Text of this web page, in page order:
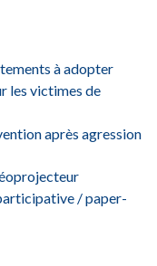
à adopter
les victimes de
après agression
/ paper-